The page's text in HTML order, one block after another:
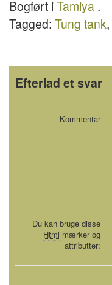
Bogført iTamiya .
Tagged: Tung tank,
Efterlad et svar
Kommentar
Du kan bruge disse
Html mærker og
attributter: